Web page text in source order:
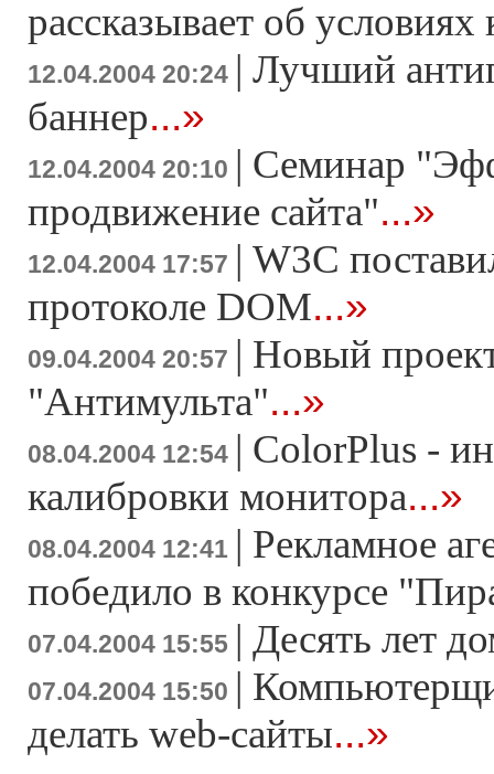
рассказывает об условиях
12.04.2004 20:24 | Лучший
баннер...»
12.04.2004 20:10 | Семинар
продвижение сайта"...»
12.04.2004 17:57 | W3C
протоколе DOM...»
09.04.2004 20:57 | Новый
"Антимульта"...»
08.04.2004 12:54 | ColorPlus -
калибровки монитора...»
08.04.2004 12:41 | Рекламное
победило в конкурсе
07.04.2004 15:55 | Десять лет
07.04.2004 15:50 |
делать web-сайты...»